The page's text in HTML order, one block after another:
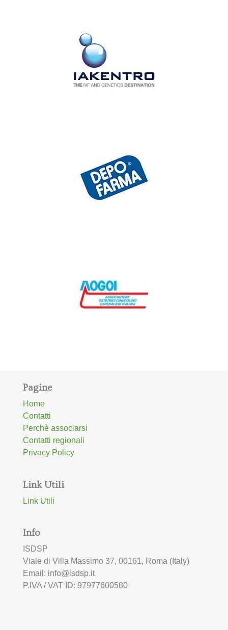
Pagine
Home
Contatti
Perchè associarsi
Contatti regionali
Privacy Policy
Link Utili
Link Utili
Info
ISDSP
Viale di Villa Massimo 37, 00161, Roma (Italy)
Email: info@isdsp.it
P.IVA / VAT ID: 97977600580